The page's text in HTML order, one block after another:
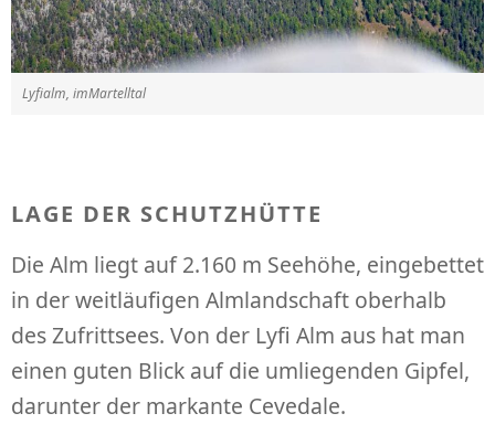
Lyfialm, imMartelltal
LAGE DER SCHUTZHÜTTE
Die Alm liegt auf 2.160 m Seehöhe, eingebettet
in der weitläufigen Almlandschaft oberhalb
des Zufrittsees. Von der Lyfi Alm aus hat man
einen guten Blick auf die umliegenden Gipfel,
darunter der markante Cevedale.